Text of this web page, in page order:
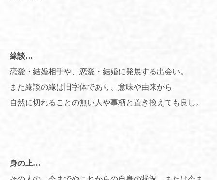
緣談…
恋愛・結婚相手や、恋愛・結婚に発展する出会い。
また緣談の緣は旧字体であり、意味や由来から
自然に切れることの無い人や事柄と置き換えても良し。
身の上…